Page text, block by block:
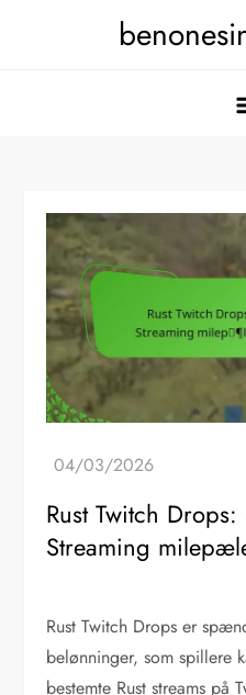
Rust Twitch
Streaming
Rust Twitch Drops er
belønninger, som spillere
bestemte Rust streams på